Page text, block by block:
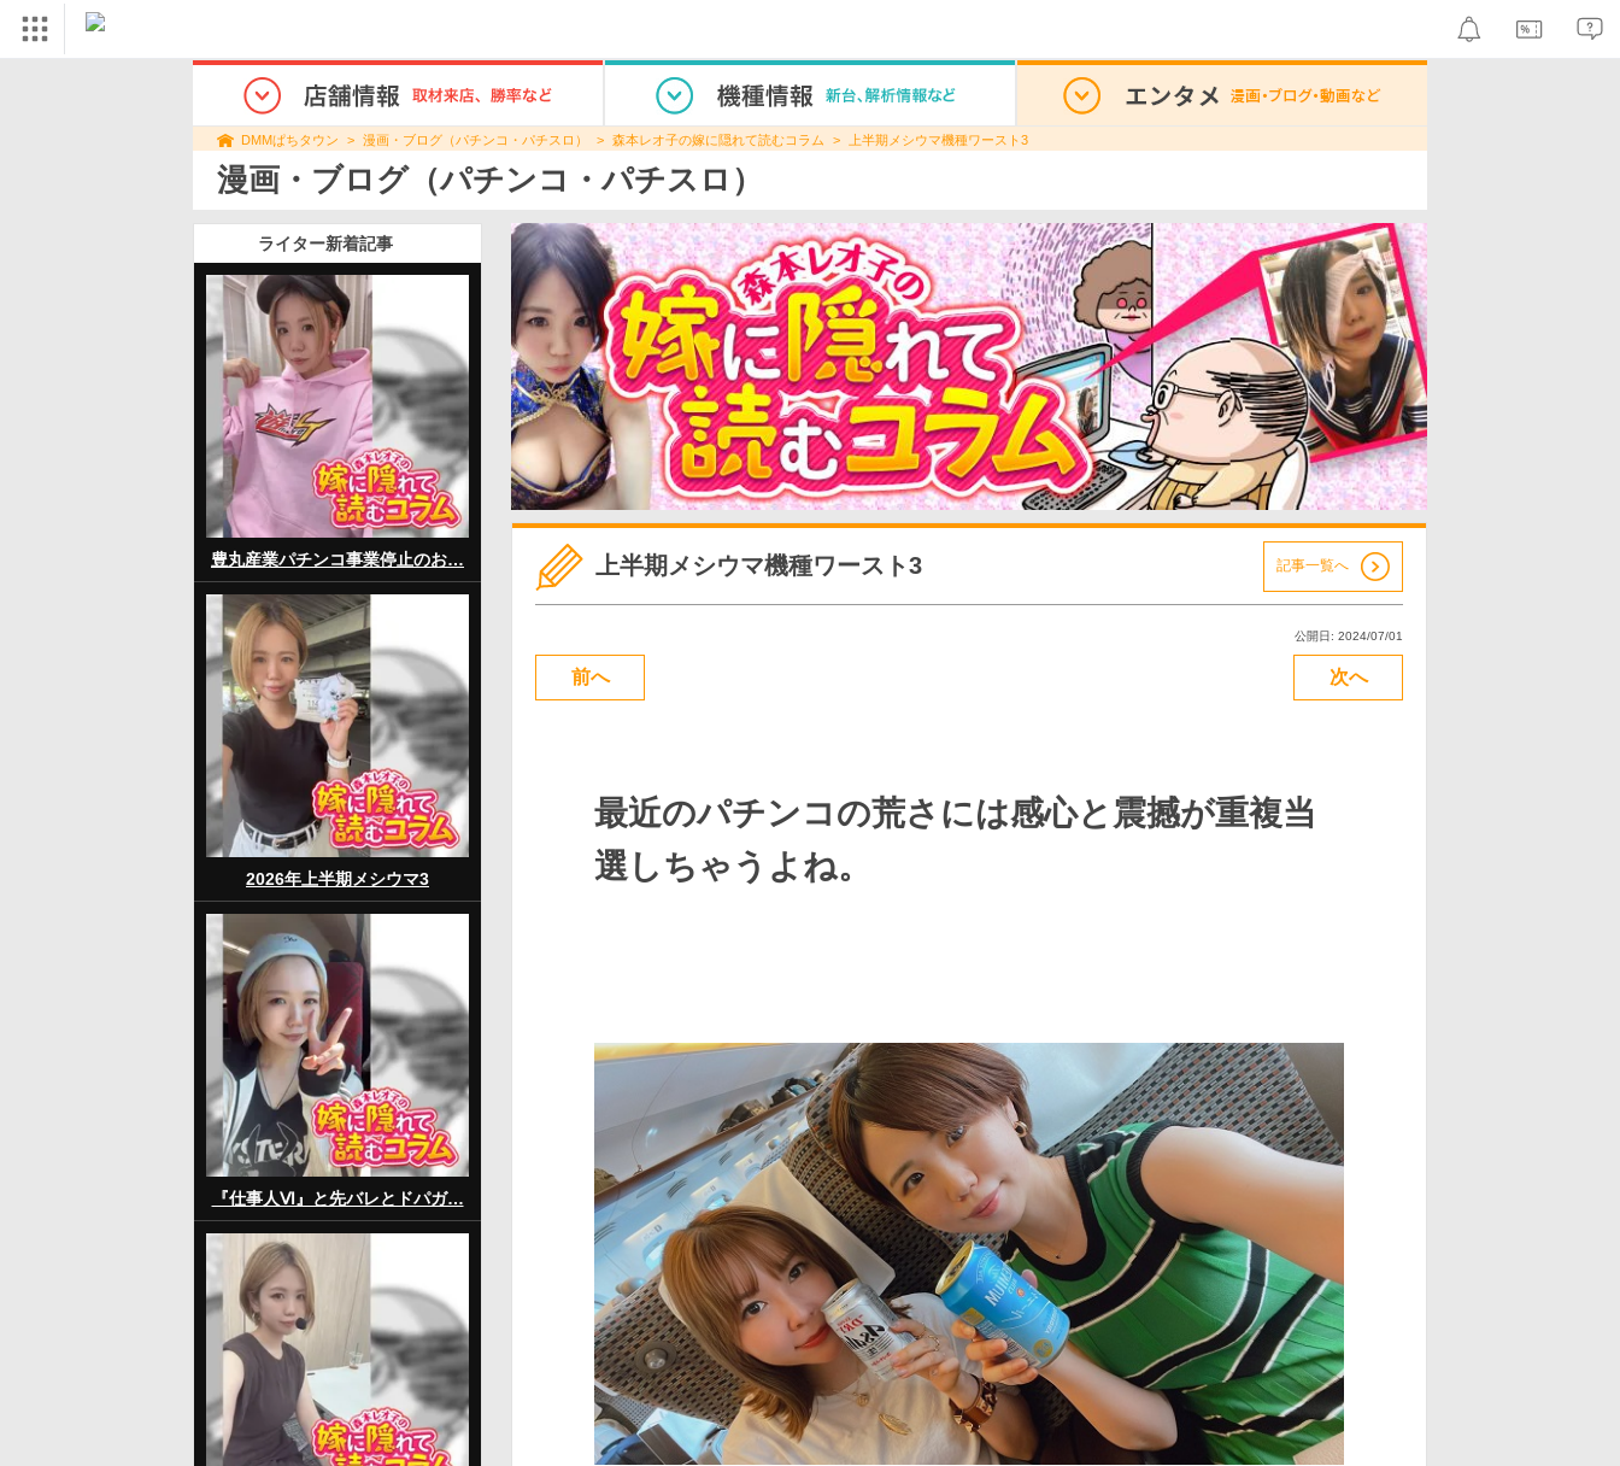
DMMぱちタウン 漫画・ブログ（パチンコ・パチスロ） 森本レオ子の嫁に隠れて読むコラム 上半期メシウマ機種ワースト3
漫画・ブログ（パチンコ・パチスロ）
ライター新着記事
豊丸産業パチンコ事業停止のお…
2026年上半期メシウマ3
『仕事人Ⅵ』と先バレとドパガ…
上半期メシウマ機種ワースト3 記事一覧へ
公開日: 2024/07/01
前へ 次へ
最近のパチンコの荒さには感心と震撼が重複当
選しちゃうよね。